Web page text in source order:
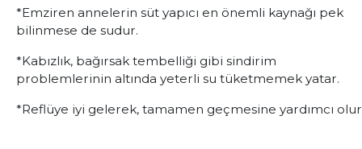
*Emziren annelerin süt yapıcı en önemli kaynağı pek
bilinmese de sudur.
*Kabızlık, bağırsak tembelliği gibi sindirim
problemlerinin altında yeterli su tüketmemek yatar.
*Reflüye iyi gelerek, tamamen geçmesine yardımcı